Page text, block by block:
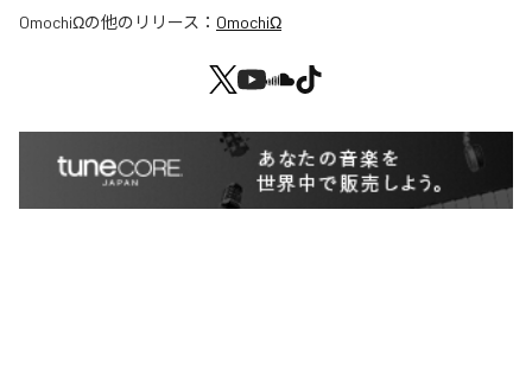
OmochiΩの他のリリース： OmochiΩ